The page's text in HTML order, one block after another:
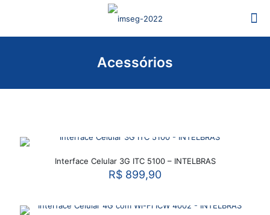
Acessórios
Interface Celular 3G ITC 5100 – INTELBRAS
R$ 899,90